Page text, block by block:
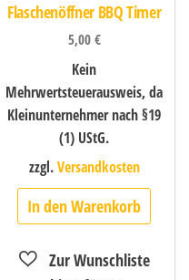
Flaschenöffner BBQ Timer
5,00€
Kein
Mehrwertsteuerausweis, da
Kleinunternehmer nach §19
(1) UStG.
zzgl.Versandkosten
In den Warenkorb